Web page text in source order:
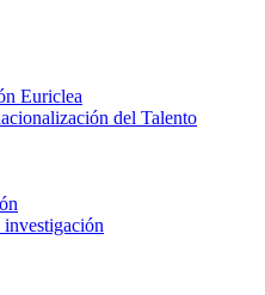
Euriclea
del Talento
investigación